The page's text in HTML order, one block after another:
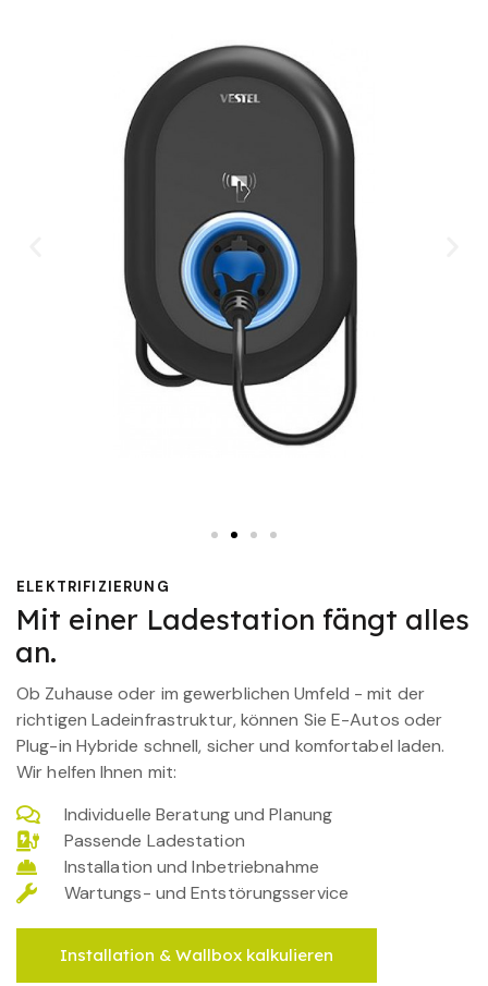
ELEKTRIFIZIERUNG
Mit einer Ladestation fängt alles
an.
Ob Zuhause oder im gewerblichen Umfeld - mit der
richtigen Ladeinfrastruktur, können Sie E-Autos oder
Plug-in Hybride schnell, sicher und komfortabel laden.
Wir helfen Ihnen mit:
Individuelle Beratung und Planung
Passende Ladestation
Installation und Inbetriebnahme
Wartungs- und Entstörungsservice
Installation & Wallbox kalkulieren